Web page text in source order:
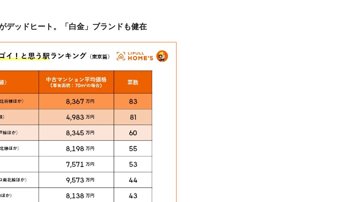
デッドヒート。「白金」ブランドも健在